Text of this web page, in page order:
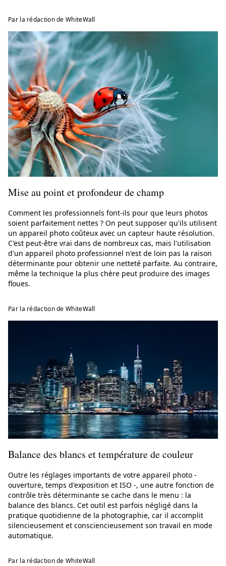
Par la rédaction de WhiteWall
Mise au point et profondeur de champ
Comment les professionnels font-ils pour que leurs photos
soient parfaitement nettes ? On peut supposer qu'ils utilisent
un appareil photo coûteux avec un capteur haute résolution.
C'est peut-être vrai dans de nombreux cas, mais l'utilisation
d'un appareil photo professionnel n'est de loin pas la raison
déterminante pour obtenir une netteté parfaite. Au contraire,
même la technique la plus chère peut produire des images
floues.
Par la rédaction de WhiteWall
Balance des blancs et température de couleur
Outre les réglages importants de votre appareil photo -
ouverture, temps d'exposition et ISO -, une autre fonction de
contrôle très déterminante se cache dans le menu : la
balance des blancs. Cet outil est parfois négligé dans la
pratique quotidienne de la photographie, car il accomplit
silencieusement et consciencieusement son travail en mode
automatique.
Par la rédaction de WhiteWall